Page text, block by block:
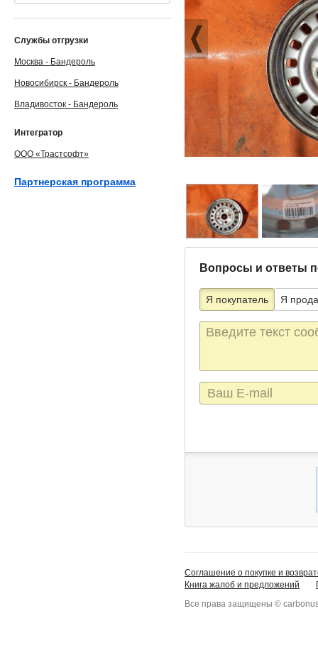
Вопросы и ответы
Я покупатель Я
Текст
сообщения
E-
mail
Службы отгрузки
Москва - Бандероль
Новосибирск - Бандероль
Владивосток - Бандероль
Интегратор
ООО «Трастсофт»
Партнерская программа
Соглашение о покупке и
Книга жалоб и предложений
Все права защищены ©